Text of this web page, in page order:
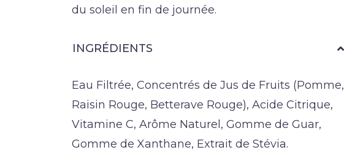
du soleil en fin de journée.
INGRÉDIENTS
Eau Filtrée, Concentrés de Jus de Fruits (Pomme,
Raisin Rouge, Betterave Rouge), Acide Citrique,
Vitamine C, Arôme Naturel, Gomme de Guar,
Gomme de Xanthane, Extrait de Stévia.